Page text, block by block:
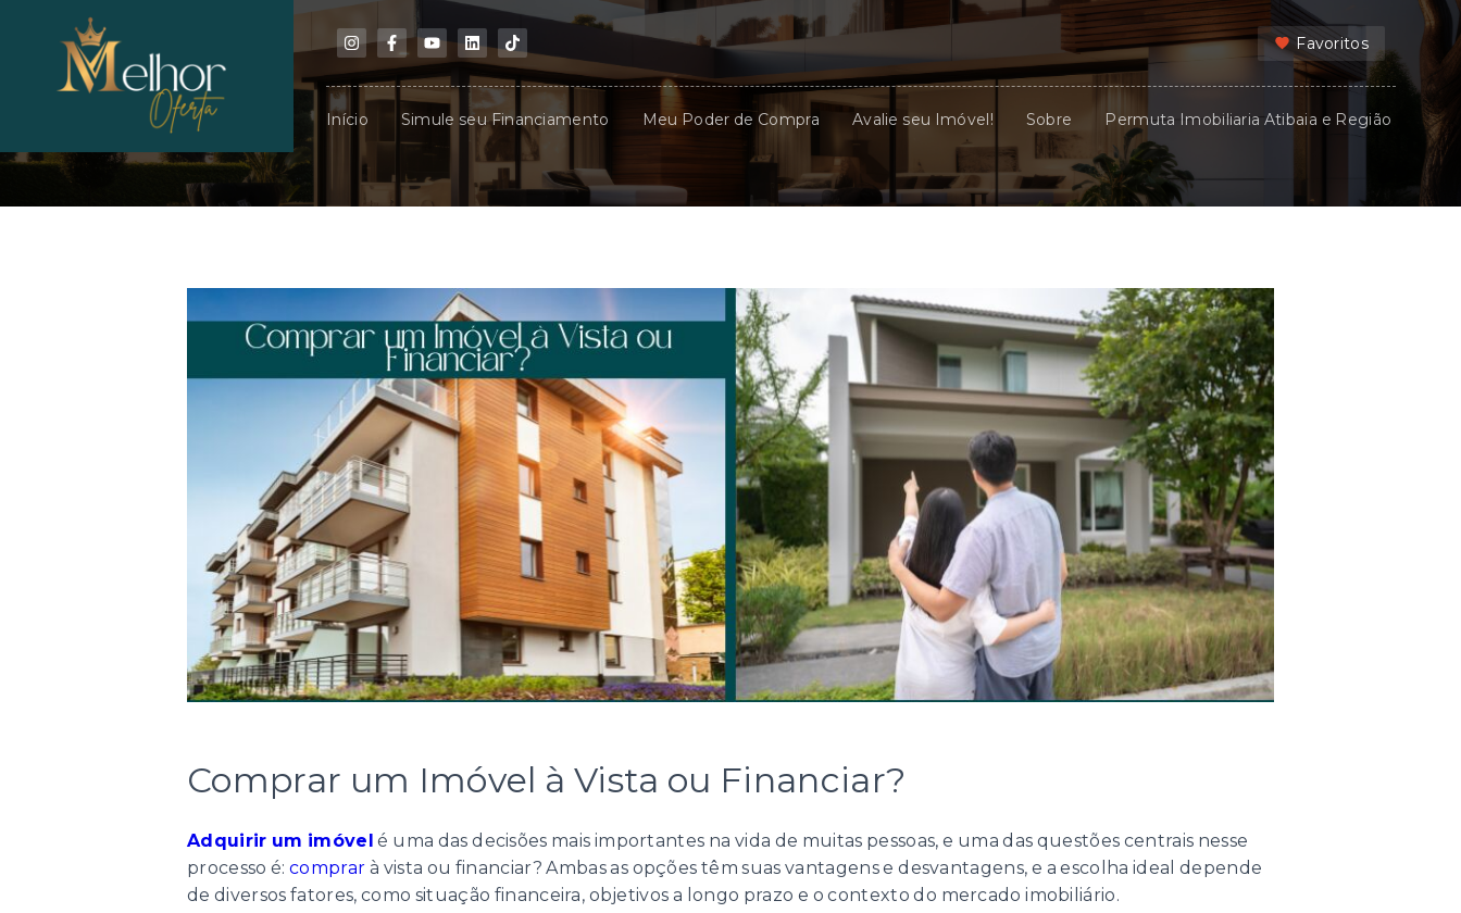
Favoritos
Início Simule seu Financiamento Meu Poder de Compra Avalie seu Imóvel! Sobre Permuta Imobiliaria Atibaia e Região
Comprar um Imóvel à Vista ou Financiar?
Adquirir um imóvel é uma das decisões mais importantes na vida de muitas pessoas, e uma das questões centrais nesse
processo é:comprar à vista ou financiar? Ambas as opções têm suas vantagens e desvantagens, e a escolha ideal depende
de diversos fatores, como situação financeira, objetivos a longo prazo e o contexto do mercado imobiliário.